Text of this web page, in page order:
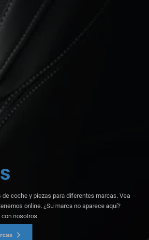
coche y piezas para diferentes marcas. Vea
online. ¿Su marca no aparece aquí?
nosotros.